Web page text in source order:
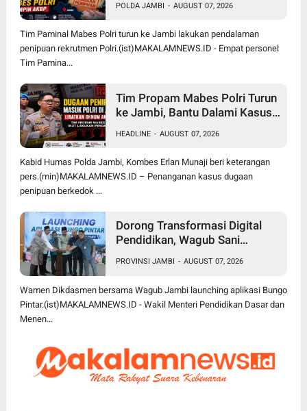
Rekrutmen Bintara di Polda
Jambi
POLDA JAMBI - AUGUST 07, 2026
Tim Paminal Mabes Polri turun ke Jambi lakukan pendalaman
penipuan rekrutmen Polri.(ist)MAKALAMNEWS.ID - Empat personel
Tim Pamina...
Tim Propam Mabes Polri Turun
ke Jambi, Bantu Dalami Kasus
Bintara Polri 2026
HEADLINE - AUGUST 07, 2026
Kabid Humas Polda Jambi, Kombes Erlan Munaji beri keterangan
pers.(min)MAKALAMNEWS.ID – Penanganan kasus dugaan
penipuan berkedok ...
Dorong Transformasi Digital
Pendidikan, Wagub Sani
Luncurkan Aplikasi Bungo
Pintar
PROVINSI JAMBI - AUGUST 07, 2026
Wamen Dikdasmen bersama Wagub Jambi launching aplikasi Bungo
Pintar.(ist)MAKALAMNEWS.ID - Wakil Menteri Pendidikan Dasar dan
Menen...